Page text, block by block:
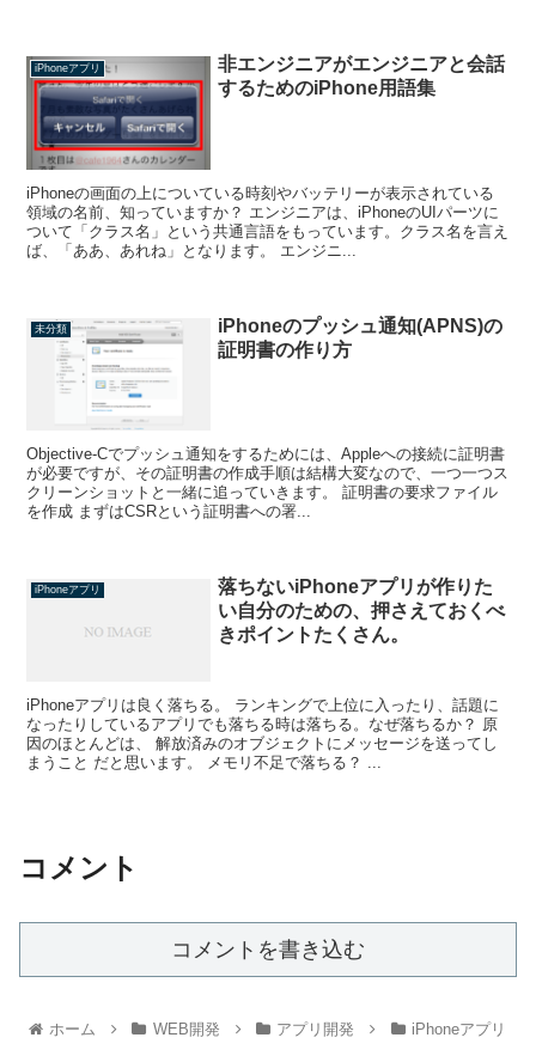
iPhoneアプリ
非エンジニアがエンジニアと会話
するためのiPhone用語集
iPhoneの画面の上についている時刻やバッテリーが表示されている
領域の名前、知っていますか？ エンジニアは、iPhoneのUIパーツに
ついて「クラス名」という共通言語をもっています。クラス名を言え
ば、「ああ、あれね」となります。 エンジニ...
未分類
iPhoneのプッシュ通知(APNS)の
証明書の作り方
Objective-Cでプッシュ通知をするためには、Appleへの接続に証明書
が必要ですが、その証明書の作成手順は結構大変なので、一つ一つス
クリーンショットと一緒に追っていきます。 証明書の要求ファイル
を作成 まずはCSRという証明書への署...
iPhoneアプリ
落ちないiPhoneアプリが作りた
い自分のための、押さえておくべ
きポイントたくさん。
iPhoneアプリは良く落ちる。 ランキングで上位に入ったり、話題に
なったりしているアプリでも落ちる時は落ちる。なぜ落ちるか？ 原
因のほとんどは、 解放済みのオブジェクトにメッセージを送ってし
まうこと だと思います。 メモリ不足で落ちる？ ...
コメント
コメントを書き込む
ホーム WEB開発 アプリ開発 iPhoneアプリ